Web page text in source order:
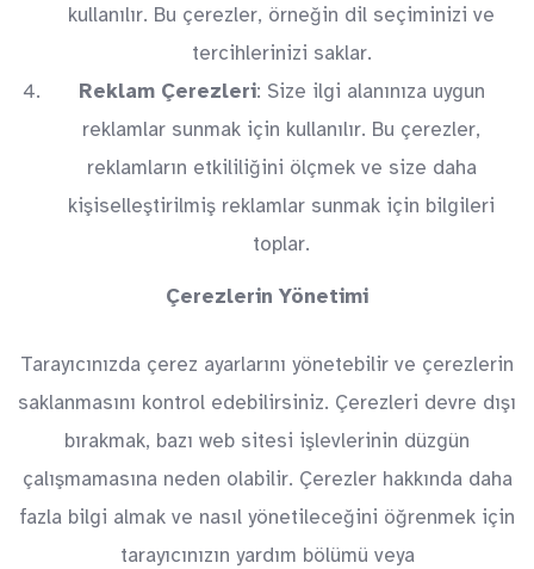
kullanılır. Bu çerezler, örneğin dil seçiminizi ve
tercihlerinizi saklar.
Reklam Çerezleri: Size ilgi alanınıza uygun
reklamlar sunmak için kullanılır. Bu çerezler,
reklamların etkililiğini ölçmek ve size daha
kişiselleştirilmiş reklamlar sunmak için bilgileri
toplar.
Çerezlerin Yönetimi
Tarayıcınızda çerez ayarlarını yönetebilir ve çerezlerin
saklanmasını kontrol edebilirsiniz. Çerezleri devre dışı
bırakmak, bazı web sitesi işlevlerinin düzgün
çalışmamasına neden olabilir. Çerezler hakkında daha
fazla bilgi almak ve nasıl yönetileceğini öğrenmek için
tarayıcınızın yardım bölümü veya